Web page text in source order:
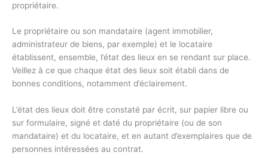
propriétaire.
Le propriétaire ou son mandataire (agent immobilier,
administrateur de biens, par exemple) et le locataire
établissent, ensemble, l’état des lieux en se rendant sur place.
Veillez à ce que chaque état des lieux soit établi dans de
bonnes conditions, notamment d’éclairement.
L’état des lieux doit être constaté par écrit, sur papier libre ou
sur formulaire, signé et daté du propriétaire (ou de son
mandataire) et du locataire, et en autant d’exemplaires que de
personnes intéressées au contrat.